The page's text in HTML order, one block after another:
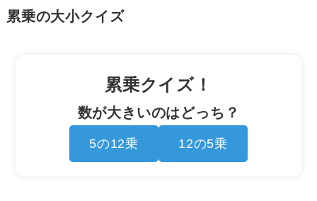
累乗の大小クイズ
累乗クイズ！
数が大きいのはどっち？
5の12乗 12の5乗